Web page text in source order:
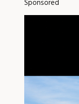
Sponsored